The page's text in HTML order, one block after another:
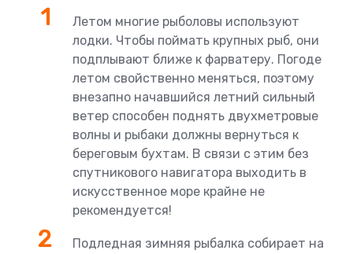
Летом многие рыболовы используют
лодки. Чтобы поймать крупных рыб, они
подплывают ближе к фарватеру. Погоде
летом свойственно меняться, поэтому
внезапно начавшийся летний сильный
ветер способен поднять двухметровые
волны и рыбаки должны вернуться к
береговым бухтам. В связи с этим без
спутникового навигатора выходить в
искусственное море крайне не
рекомендуется!
Подледная зимняя рыбалка собирает на